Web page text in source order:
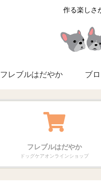
作る楽しさ
フレブルはだやか ブ
フレブルはだやか
ドッグケアオンラインショップ